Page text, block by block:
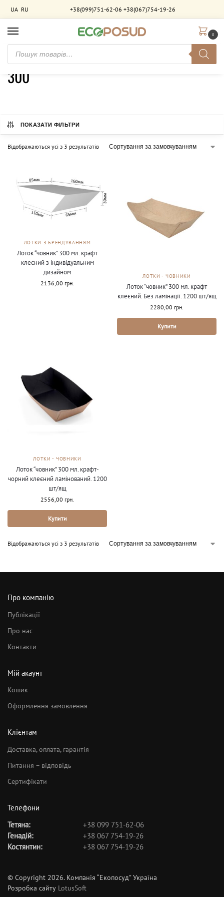
UA RU +38(099)751-62-06 +38(067)754-19-26
0
Головна / Товар Объем (мл)
300
ПОКАЗАТИ ФІЛЬТРИ
Відображаються усі з 3 результатів
ЛОТКИ З БРЕНДУВАННЯМ
Лоток “човник” 300 мл. крафт
клеєний з індивідуальним
дизайном
2136,00 грн.
ЛОТКИ - ЧОВНИКИ
Лоток “човник” 300 мл. крафт
клеєний. Без ламінації. 1200 шт/ящ
2280,00 грн.
Купити
ЛОТКИ - ЧОВНИКИ
Лоток “човник” 300 мл. крафт-
чорний клеєний ламінований. 1200
шт/ящ
2556,00 грн.
Купити
Відображаються усі з 3 результатів
Про компанію
Публікації
Про нас
Контакти
Мій акаунт
Кошик
Оформлення замовлення
Клієнтам
Доставка, оплата, гарантія
Питання – відповідь
Сертифікати
Телефони
Тетяна:
+38 099 751-62-06
Генадій:
+38 067 754-19-26
Костянтин:
+38 067 754-19-26
© Copyright 2026. Компанія “Екопосуд” Україна
Розробка сайту LotusSoft